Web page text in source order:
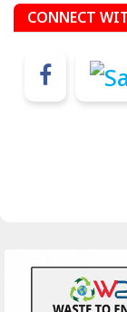
CONNECT